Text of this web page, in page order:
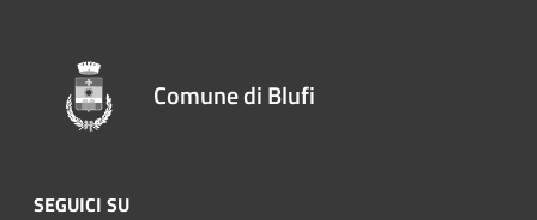
Comune di Blufi
SEGUICI SU